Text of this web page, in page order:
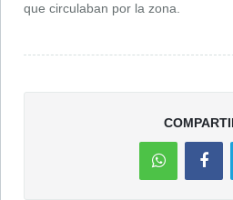
que circulaban por la zona.